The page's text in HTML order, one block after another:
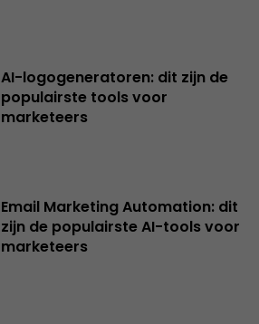
AI-logogeneratoren: dit zijn de
populairste tools voor
marketeers
Email Marketing Automation: dit
zijn de populairste AI-tools voor
marketeers